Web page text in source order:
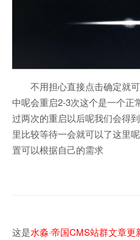
不用担心直接点击确定就可
中呢会重启2-3次这个是一个正
过两次的重启以后呢我们会得
里比较等待一会就可以了这里
置可以根据自己的需求
这是水淼·帝国CMS站群文章更